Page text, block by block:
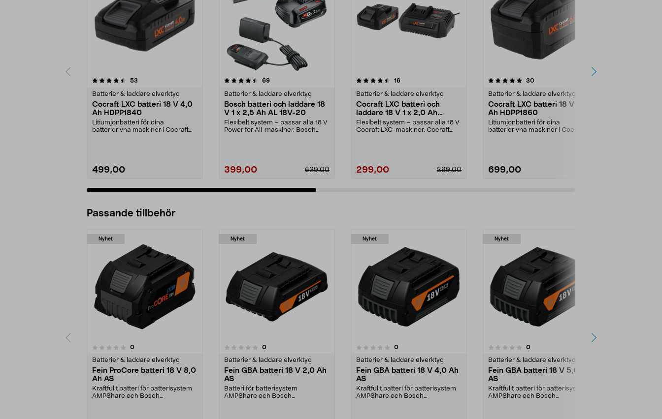
53
Batterier & laddare elverktyg
Cocraft LXC batteri 18 V 4,0
Ah HDPP1840
Litiumjonbatteri för dina
batteridrivna maskiner i Cocraft
499,00
4.5 av 5 stjärnor 69recensioner
Batterier & laddare elverktyg
Bosch batteri och laddare 18
V 1 x 2,5 Ah AL 18V-20
Flexibelt system – passar alla 18 V
Power for All-maskiner. Bosch
399,00 629,00
4.5 av 5 stjärnor 16recensioner
Batterier & laddare elverktyg
Cocraft LXC batteri och
laddare 18 V 1 x 2,0 Ah
CBS42
Flexibelt system – passar alla 18 V
Cocraft LXC-maskiner. Cocraft
299,00 399,00
5.0 av 5 stjärnor 30recensioner
Batterier & laddare elverktyg
Cocraft LXC batteri 18 V 6,0
Ah HDPP1860
Litiumjonbatteri för dina
batteridrivna maskiner i Cocraft
699,00
4.5 av 5 stjärnor
Passande tillbehör
Nyhet
0recensioner
Batterier & laddare elverktyg
Fein ProCore batteri 18 V 8,0
Ah AS
Kraftfullt batteri för batterisystem
AMPShare och Bosch
Nyhet
0.0 av 5 stjärnor 0recensioner
Batterier & laddare elverktyg
Fein GBA batteri 18 V 2,0 Ah
AS
Batteri för batterisystem
AMPShare och Bosch
Nyhet
0.0 av 5 stjärnor 0recensioner
Batterier & laddare elverktyg
Fein GBA batteri 18 V 4,0 Ah
AS
Kraftfullt batteri för batterisystem
AMPShare och Bosch
Nyhet
0.0 av 5 stjärnor 0recensioner
Batterier & laddare elverktyg
Fein GBA batteri 18 V 5,0 Ah
AS
Kraftfullt batteri för batterisystem
AMPShare och Bosch
0.0 av 5 stjärnor